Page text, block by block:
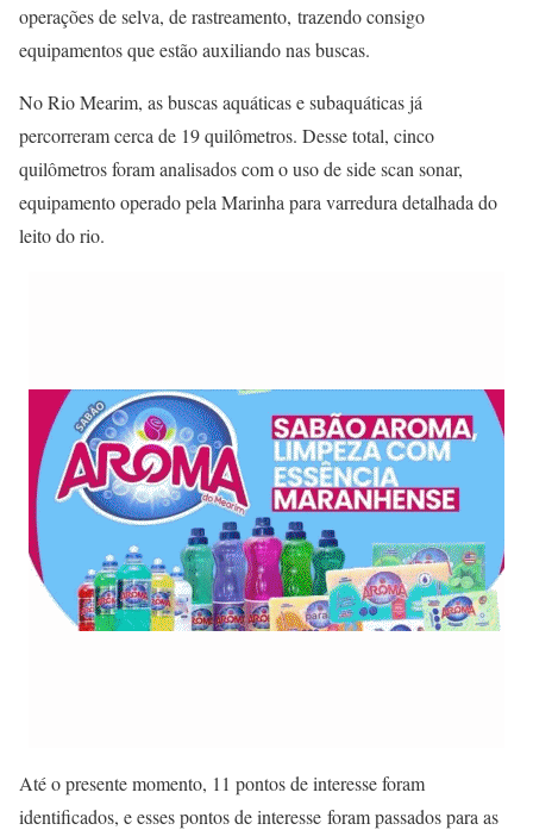
operações de selva, de rastreamento, trazendo consigo
equipamentos que estão auxiliando nas buscas.
No Rio Mearim, as buscas aquáticas e subaquáticas já
percorreram cerca de 19 quilômetros. Desse total, cinco
quilômetros foram analisados com o uso de side scan sonar,
equipamento operado pela Marinha para varredura detalhada do
leito do rio.
Até o presente momento, 11 pontos de interesse foram
identificados, e esses pontos de interesse foram passados para as